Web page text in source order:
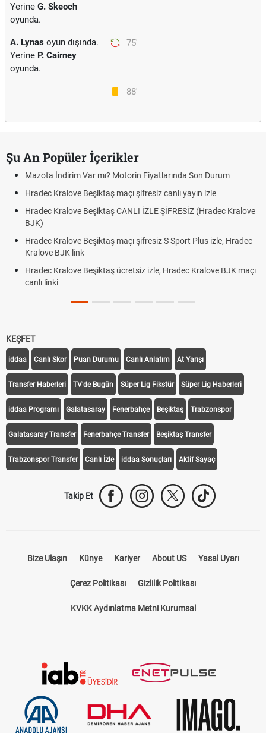
Yerine G. Skeoch
oyunda.
75'
A. Lynas oyun dışında.
Yerine P. Cairney
oyunda.
88'
Şu An Popüler İçerikler
Mazota İndirim Var mı? Motorin Fiyatlarında Son Durum
Hradec Kralove Beşiktaş maçı şifresiz canlı yayın izle
Hradec Kralove Beşiktaş CANLI İZLE ŞİFRESİZ (Hradec Kralove
BJK)
Hradec Kralove Beşiktaş maçı şifresiz S Sport Plus izle, Hradec
Kralove BJK link
Hradec Kralove Beşiktaş ücretsiz izle, Hradec Kralove BJK maçı
canlı linki
KEŞFET
iddaa Canlı Skor Puan Durumu Canlı Anlatım At Yarışı
Transfer Haberleri TV'de Bugün Süper Lig Fikstür Süper Lig Haberleri
iddaa Programı Galatasaray Fenerbahçe Beşiktaş Trabzonspor
Galatasaray Transfer Fenerbahçe Transfer Beşiktaş Transfer
Trabzonspor Transfer Canlı İzle iddaa Sonuçları Aktif Sayaç
Takip Et
Bize Ulaşın Künye Kariyer About US Yasal Uyarı
Çerez Politikası Gizlilik Politikası
KVKK Aydınlatma Metni Kurumsal